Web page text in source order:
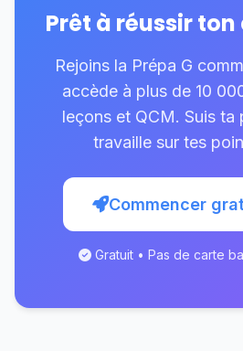
Prêt à réussir
Rejoins la Prépa G
accède à plus de 10
leçons et QCM. Suis ta
travaille sur tes
Commencer
Gratuit • Pas de carte